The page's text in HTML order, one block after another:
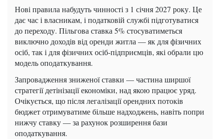
Нові правила набудуть чинності з 1 січня 2027 року. Це
дає час і власникам, і податковій службі підготуватися
до переходу. Пільгова ставка 5% стосуватиметься
виключно доходів від оренди житла — як для фізичних
осіб, так і для фізичних осіб-підприємців, які обрали цю
модель оподаткування.
Запровадження зниженої ставки — частина ширшої
стратегії детінізації економіки, над якою працює уряд.
Очікується, що після легалізації орендних потоків
бюджет отримуватиме більше надходжень, навіть попри
нижчу ставку — за рахунок розширення бази
оподаткування.